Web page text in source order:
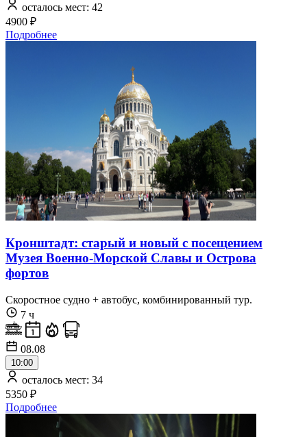
осталось мест: 42
4900 ₽
Подробнее
Кронштадт: старый и новый с посещением
Музея Военно-Морской Славы и Острова
фортов
Скоростное судно + автобус, комбинированный тур.
7 ч
08.08
10:00
осталось мест: 34
5350 ₽
Подробнее